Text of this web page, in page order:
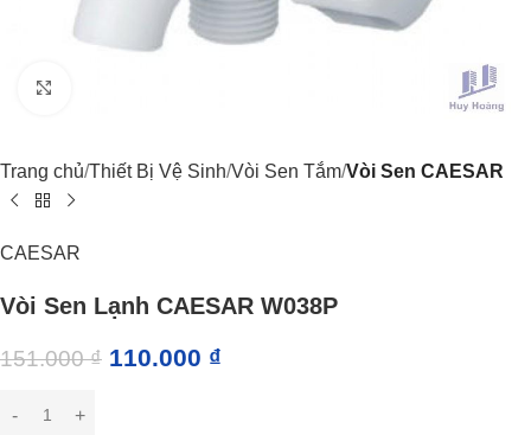
Trang chủ Thiết Bị Vệ Sinh Vòi Sen Tắm Vòi Sen CAESAR
CAESAR
Vòi Sen Lạnh CAESAR W038P
151.000₫ 110.000 ₫